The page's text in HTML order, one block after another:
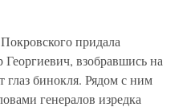
придала
взобравшись на
глаз бинокля. Рядом с ним
генералов изредка